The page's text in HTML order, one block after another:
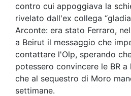
contro cui appoggiava la
rivelato dall'ex collega
Arconte: era stato Ferraro,
a Beirut il messaggio che
contattare l'Olp, sperando
potessero convincere le BR
che al sequestro di Moro
settimane.